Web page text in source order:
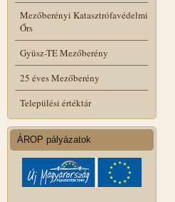
Mezőberényi Katasztrófavédelmi
Őrs
Gyüsz-TE Mezőberény
25 éves Mezőberény
Települési értéktár
ÁROP pályázatok